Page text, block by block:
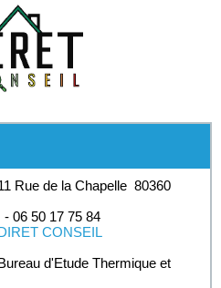
Rue de la Chapelle 80360
- 06 50 17 75 84
CONSEIL
d'Etude Thermique et